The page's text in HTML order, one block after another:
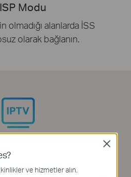
Modu
olmadığı alanlarda İSS
olarak bağlanın.
Bridge ve Tag VLAN
ve hizmetler alın.
Close